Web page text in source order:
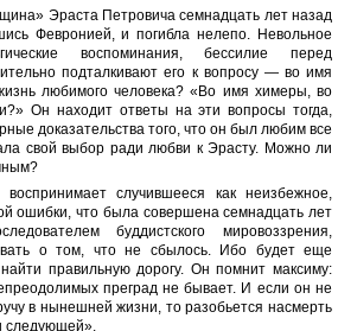
Эраста Петровича семнадцать лет назад
Февронией, и погибла нелепо. Невольное
воспоминания, бессилие перед
подталкивают его к вопросу — во имя
любимого человека? «Во имя химеры, во
Он находит ответы на эти вопросы тогда,
доказательства того, что он был любим все
свой выбор ради любви к Эрасту. Можно ли
случившееся как неизбежное,
ошибки, что была совершена семнадцать лет
буддистского мировоззрения,
о том, что не сбылось. Ибо будет еще
правильную дорогу. Он помнит максиму:
преград не бывает. И если он не
в нынешней жизни, то разобьется насмерть
следующей».